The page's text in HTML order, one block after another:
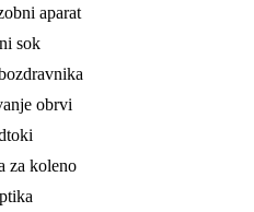
aparat
sok
obrvi
za koleno